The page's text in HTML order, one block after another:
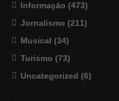
Informaçāo (473)
Jornalismo (211)
Musical (34)
Turismo (73)
Uncategorized (6)